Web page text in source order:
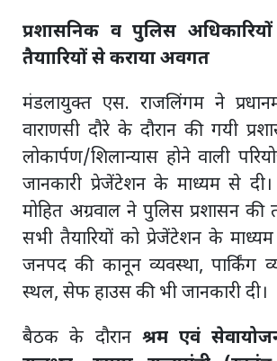
प्रशासनिक व पुलिस
तैयाारियों से कराया अवगत
मंडलायुक्त एस. राजलिंगम ने
वाराणसी दौरे के दौरान की गयी
लोकार्पण/शिलान्यास होने वाली
जानकारी प्रेजेंटेशन के माध्यम से
मोहित अग्रवाल ने पुलिस प्रशासन
सभी तैयारियों को प्रेजेंटेशन के
जनपद की कानून व्यवस्था, पार्किंग
स्थल, सेफ हाउस की भी जानकारी दी।
बैठक के दौरान श्रम एवं